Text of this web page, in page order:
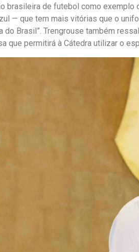
brasileira de futebol como
— que tem mais vitórias que o
do Brasil”. Trengrouse também
que permitirá à Cátedra utilizar o